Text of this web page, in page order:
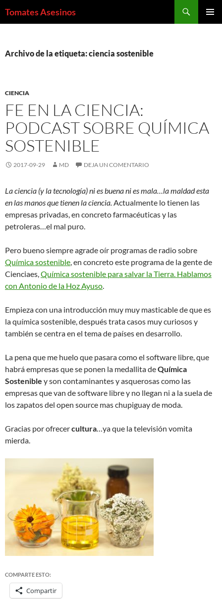
Tomates Asesinos
Archivo de la etiqueta: ciencia sostenible
CIENCIA
FE EN LA CIENCIA:
PODCAST SOBRE QUÍMICA
SOSTENIBLE
2017-09-29 MD DEJA UN COMENTARIO
La ciencia (y la tecnología) ni es buena ni es mala…la maldad esta
en las manos que tienen la ciencia.Actualmente lo tienen las
empresas privadas, en concreto farmacéuticas y las
petroleras…el mal puro.
Pero bueno siempre agrade oír programas de radio sobre
Química sostenible, en concreto este programa de la gente de
Cienciaes,Química sostenible para salvar la Tierra. Hablamos
con Antonio de la Hoz Ayuso.
Empieza con una introducción muy muy masticable de que es
la química sostenible, después trata casos muy curiosos y
también se centra en el tema de países en desarrollo.
La pena que me huelo que pasara como el software libre, que
habrá empresas que se ponen la medallita deQuímica
Sostenible y son contaminantes y asquerosas como las
empresas que van de software libre y no llegan ni a la suela de
los zapatos del open source mas chupiguay de moda.
Gracias por ofrecercultura…ya que la televisión vomita
mierda.
COMPARTE ESTO:
Compartir